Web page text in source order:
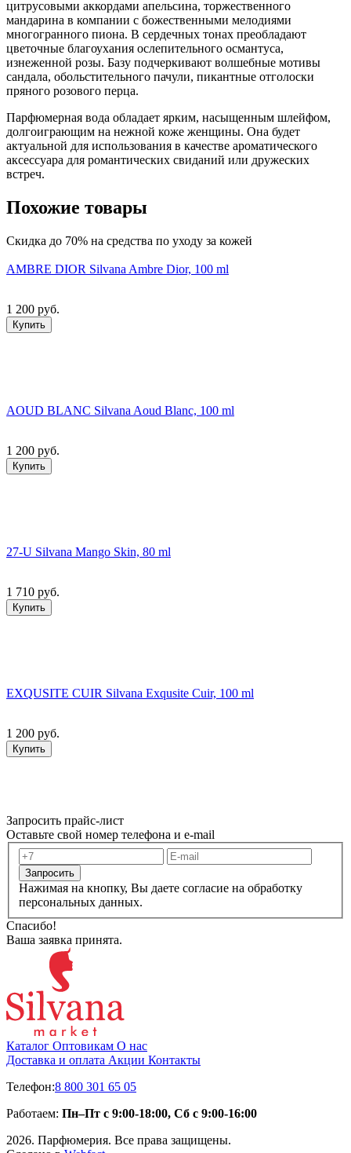
цитрусовыми аккордами апельсина, торжественного
мандарина в компании с божественными мелодиями
многогранного пиона. В сердечных тонах преобладают
цветочные благоухания ослепительного османтуса,
изнеженной розы. Базу подчеркивают волшебные мотивы
сандала, обольстительного пачули, пикантные отголоски
пряного розового перца.
Парфюмерная вода обладает ярким, насыщенным шлейфом,
долгоиграющим на нежной коже женщины. Она будет
актуальной для использования в качестве ароматического
аксессуара для романтических свиданий или дружеских
встреч.
Похожие товары
Скидка до 70% на средства по уходу за кожей
AMBRE DIOR Silvana Ambre Dior, 100 ml
1 200 руб.
Купить
AOUD BLANC Silvana Aoud Blanc, 100 ml
1 200 руб.
Купить
27-U Silvana Mango Skin, 80 ml
1 710 руб.
Купить
EXQUSITE CUIR Silvana Exqusite Cuir, 100 ml
1 200 руб.
Купить
Запросить прайс-лист
Оставьте свой номер телефона и e-mail
Запросить
Нажимая на кнопку, Вы даете согласие на обработку
персональных данных.
Спасибо!
Ваша заявка принята.
Каталог Оптовикам О нас
Доставка и оплата Акции Контакты
Телефон:8 800 301 65 05
Работаем: Пн–Пт с 9:00-18:00, Сб с 9:00-16:00
2026. Парфюмерия. Все права защищены.